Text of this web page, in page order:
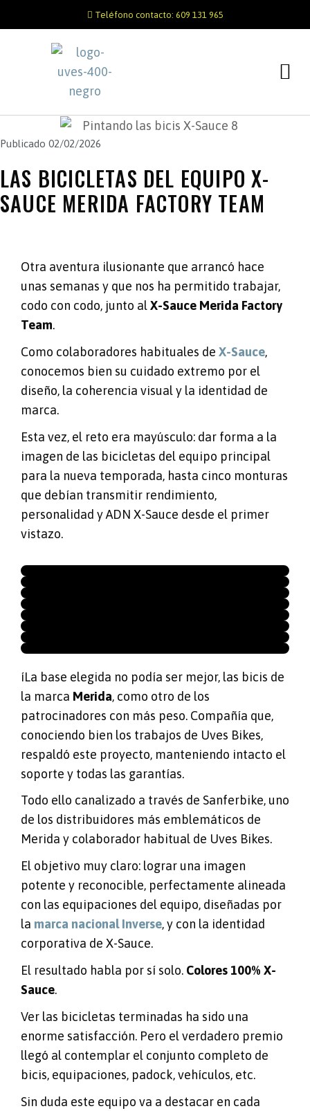
Teléfono contacto: 609 131 965
Publicado 02/02/2026
LAS BICICLETAS DEL EQUIPO X-
SAUCE MERIDA FACTORY TEAM
Otra aventura ilusionante que arrancó hace
unas semanas y que nos ha permitido trabajar,
codo con codo, junto alX-Sauce Merida Factory
Team.
Como colaboradores habituales de X-Sauce,
conocemos bien su cuidado extremo por el
diseño, la coherencia visual y la identidad de
marca.
Esta vez, el reto era mayúsculo: dar forma a la
imagen de las bicicletas del equipo principal
para la nueva temporada, hasta cinco monturas
que debían transmitir rendimiento,
personalidad y ADN X-Sauce desde el primer
vistazo.
íLa base elegida no podía ser mejor, las bicis de
la marca Merida, como otro de los
patrocinadores con más peso. Compañía que,
conociendo bien los trabajos de Uves Bikes,
respaldó este proyecto, manteniendo intacto el
soporte y todas las garantías.
Todo ello canalizado a través de Sanferbike, uno
de los distribuidores más emblemáticos de
Merida y colaborador habitual de Uves Bikes.
El objetivo muy claro: lograr una imagen
potente y reconocible, perfectamente alineada
con las equipaciones del equipo, diseñadas por
la marca nacional Inverse, y con la identidad
corporativa de X-Sauce.
El resultado habla por sí solo. Colores 100% X-
Sauce.
Ver las bicicletas terminadas ha sido una
enorme satisfacción. Pero el verdadero premio
llegó al contemplar el conjunto completo de
bicis, equipaciones, padock, vehículos, etc.
Sin duda este equipo va a destacar en cada